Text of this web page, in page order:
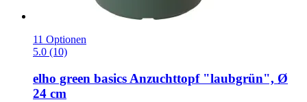
11 Optionen
5.0 (10)
elho green basics Anzuchttopf "laubgrün", Ø
24 cm